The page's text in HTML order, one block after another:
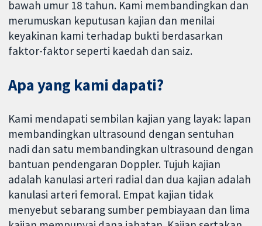
bawah umur 18 tahun. Kami membandingkan dan
merumuskan keputusan kajian dan menilai
keyakinan kami terhadap bukti berdasarkan
faktor-faktor seperti kaedah dan saiz.
Apa yang kami dapati?
Kami mendapati sembilan kajian yang layak: lapan
membandingkan ultrasound dengan sentuhan
nadi dan satu membandingkan ultrasound dengan
bantuan pendengaran Doppler. Tujuh kajian
adalah kanulasi arteri radial dan dua kajian adalah
kanulasi arteri femoral. Empat kajian tidak
menyebut sebarang sumber pembiayaan dan lima